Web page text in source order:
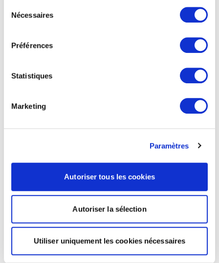
Nécessaires
Préférences
Statistiques
Marketing
Paramètres
Autoriser tous les cookies
Autoriser la sélection
Utiliser uniquement les cookies nécessaires